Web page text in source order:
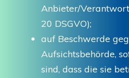
Anbieter/
20 DSGVO);
auf Beschwerde
Aufsichtsbehörde,
sind, dass die sie